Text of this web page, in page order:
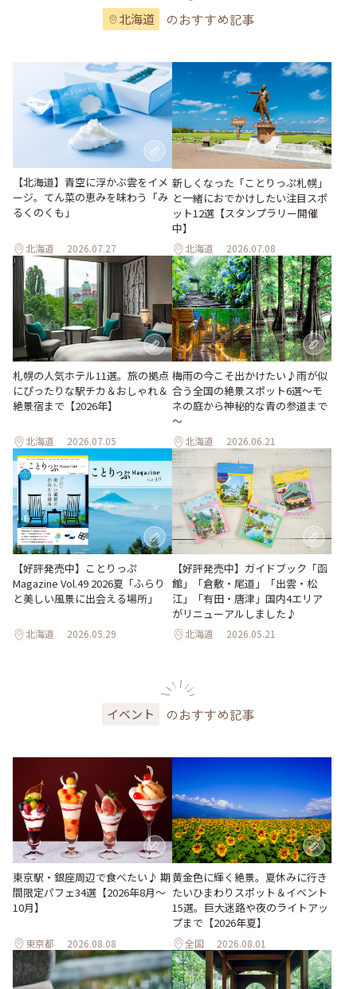
北海道 のおすすめ記事
【北海道】青空に浮かぶ雲をイメ
ージ。てん菜の恵みを味わう「み
るくのくも」
北海道 2026.07.27
新しくなった「ことりっぷ札幌」
と一緒におでかけしたい注目スポ
ット12選【スタンプラリー開催
中】
北海道 2026.07.08
札幌の人気ホテル11選。旅の拠点
にぴったりな駅チカ＆おしゃれ＆
絶景宿まで【2026年】
北海道 2026.07.05
梅雨の今こそ出かけたい♪雨が似
合う全国の絶景スポット6選～モ
ネの庭から神秘的な青の参道まで
～
北海道 2026.06.21
【好評発売中】ことりっぷ
Magazine Vol.49 2026夏「ふらり
と美しい風景に出会える場所」
北海道 2026.05.29
【好評発売中】ガイドブック「函
館」「倉敷・尾道」「出雲・松
江」「有田・唐津」国内4エリア
がリニューアルしました♪
北海道 2026.05.21
イベント のおすすめ記事
東京駅・銀座周辺で食べたい♪ 期
間限定パフェ34選【2026年8月～
10月】
東京都 2026.08.08
黄金色に輝く絶景。夏休みに行き
たいひまわりスポット＆イベント
15選。巨大迷路や夜のライトアッ
プまで【2026年夏】
全国 2026.08.01